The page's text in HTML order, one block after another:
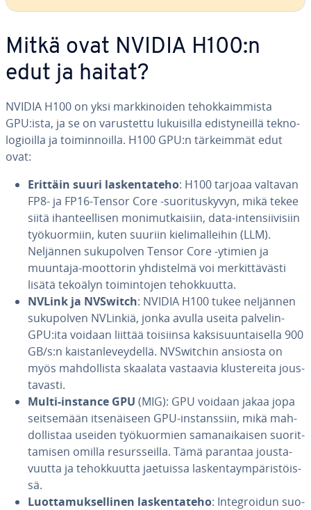
Mitkä ovat NVIDIA H100:n
edut ja haitat?
NVIDIA H100 on yksi mark­ki­noi­den te­hok­kaim­mis­ta
GPU:ista, ja se on va­rus­tet­tu lu­kui­sil­la edis­ty­neil­lä tek­no­
lo­gioil­la ja toi­min­noil­la. H100 GPU:n tär­keim­mät edut
ovat:
Erittäin suuri las­ken­ta­te­ho: H100 tarjoaa valtavan
FP8- ja FP16-Tensor Core -suo­ri­tus­ky­vyn, mikä tekee
siitä ihan­teel­li­sen mo­ni­mut­kai­siin, data-in­ten­sii­vi­siin
työ­kuor­miin, kuten suuriin kie­li­mal­lei­hin (LLM).
Neljännen su­ku­pol­ven Tensor Core -ytimien ja
muuntaja-moottorin yh­dis­tel­mä voi mer­kit­tä­väs­ti
lisätä tekoälyn toi­min­to­jen te­hok­kuut­ta.
NVLink ja NVSwitch: NVIDIA H100 tukee neljännen
su­ku­pol­ven NVLinkiä, jonka avulla useita palvelin-
GPU:ita voidaan liittää toisiinsa kak­si­suun­tai­sel­la 900
GB/s:n kais­tan­le­vey­del­lä. NVSwitc­hin ansiosta on
myös mah­dol­lis­ta skaalata vastaavia klus­te­rei­ta jous­
ta­vas­ti.
Multi-instance GPU (MIG): GPU voidaan jakaa jopa
seit­se­mään it­se­näi­seen GPU-ins­tans­siin, mikä mah­
dol­lis­taa useiden työ­kuor­mien sa­ma­nai­kai­sen suo­rit­
ta­mi­sen omilla re­surs­seil­la. Tämä parantaa jous­ta­
vuut­ta ja te­hok­kuut­ta jaetuissa las­ken­taym­pä­ris­töis­
sä.
Luot­ta­muk­sel­li­nen las­ken­ta­te­ho: In­tegroi­dun suo­